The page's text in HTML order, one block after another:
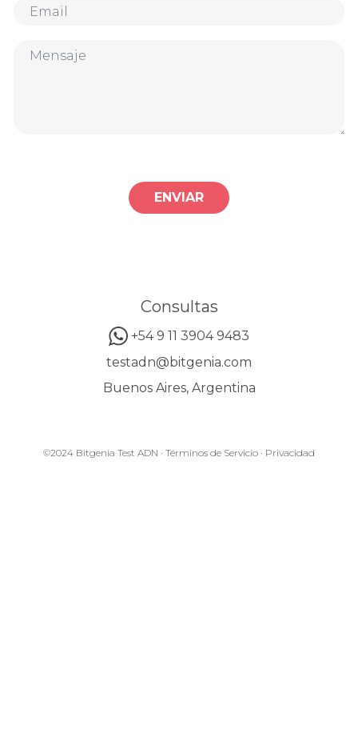
ENVIAR
Consultas
+54 9 11 3904 9483
testadn@bitgenia.com
Buenos Aires, Argentina
©2024 Bitgenia Test ADN · Términos de Servicio · Privacidad